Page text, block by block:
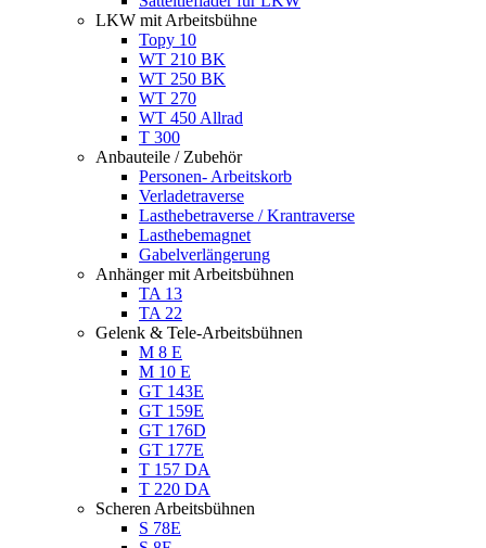
LKW mit Arbeitsbühne
Topy 10
WT 210 BK
WT 250 BK
WT 270
WT 450 Allrad
T 300
Anbauteile / Zubehör
Personen- Arbeitskorb
Verladetraverse
Lasthebetraverse / Krantraverse
Lasthebemagnet
Gabelverlängerung
Anhänger mit Arbeitsbühnen
TA 13
TA 22
Gelenk & Tele-Arbeitsbühnen
M 8 E
M 10 E
GT 143E
GT 159E
GT 176D
GT 177E
T 157 DA
T 220 DA
Scheren Arbeitsbühnen
S 78E